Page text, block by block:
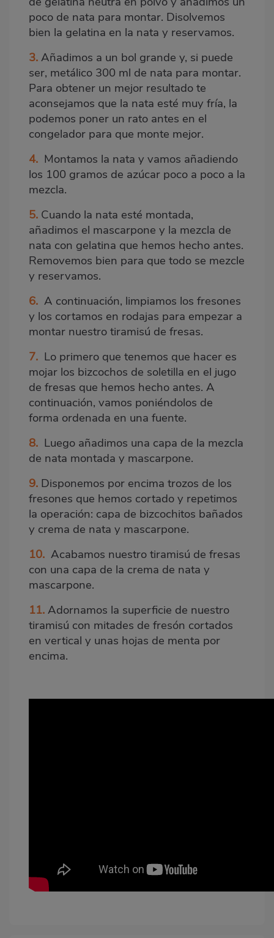
poco de nata para montar. Disolvemos
bien la gelatina en la nata y reservamos.
3.Añadimos a un bol grande y, si puede
ser, metálico 300 ml de nata para montar.
Para obtener un mejor resultado te
aconsejamos que la nata esté muy fría, la
podemos poner un rato antes en el
congelador para que monte mejor.
4. Montamos la nata y vamos añadiendo
los 100 gramos de azúcar poco a poco a la
mezcla.
5. Cuando la nata esté montada,
añadimos el mascarpone y la mezcla de
nata con gelatina que hemos hecho antes.
Removemos bien para que todo se mezcle
y reservamos.
6. A continuación, limpiamos los fresones
y los cortamos en rodajas para empezar a
montar nuestro tiramisú de fresas.
7. Lo primero que tenemos que hacer es
mojar los bizcochos de soletilla en el jugo
de fresas que hemos hecho antes. A
continuación, vamos poniéndolos de
forma ordenada en una fuente.
8. Luego añadimos una capa de la mezcla
de nata montada y mascarpone.
9. Disponemos por encima trozos de los
fresones que hemos cortado y repetimos
la operación: capa de bizcochitos bañados
y crema de nata y mascarpone.
10. Acabamos nuestro tiramisú de fresas
con una capa de la crema de nata y
mascarpone.
11.Adornamos la superficie de nuestro
tiramisú con mitades de fresón cortados
en vertical y unas hojas de menta por
encima.